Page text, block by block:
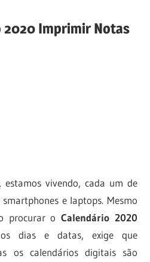
2020 Imprimir Notas
vivendo, cada um de
e laptops. Mesmo
procurar oCalendário 2020
dias e datas, exige que
os calendários digitais são